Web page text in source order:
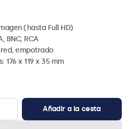
(hasta Full HD)
BNC, RCA
empotrado
176 x 119 x 35 mm
Añadir a la cesta